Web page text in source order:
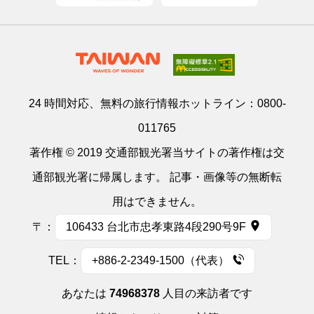
24 時間対応、無料の旅行情報ホットライン： 0800-
011765
著作権 © 2019 交通部観光署当サイトの著作権は交
通部観光署に帰属します。 記事・画像等の無断転
用はできません。
〒： 106433 台北市忠孝東路4段290号9F
TEL： +886-2-2349-1500（代表）
あなたは 74968378 人目の来訪者です